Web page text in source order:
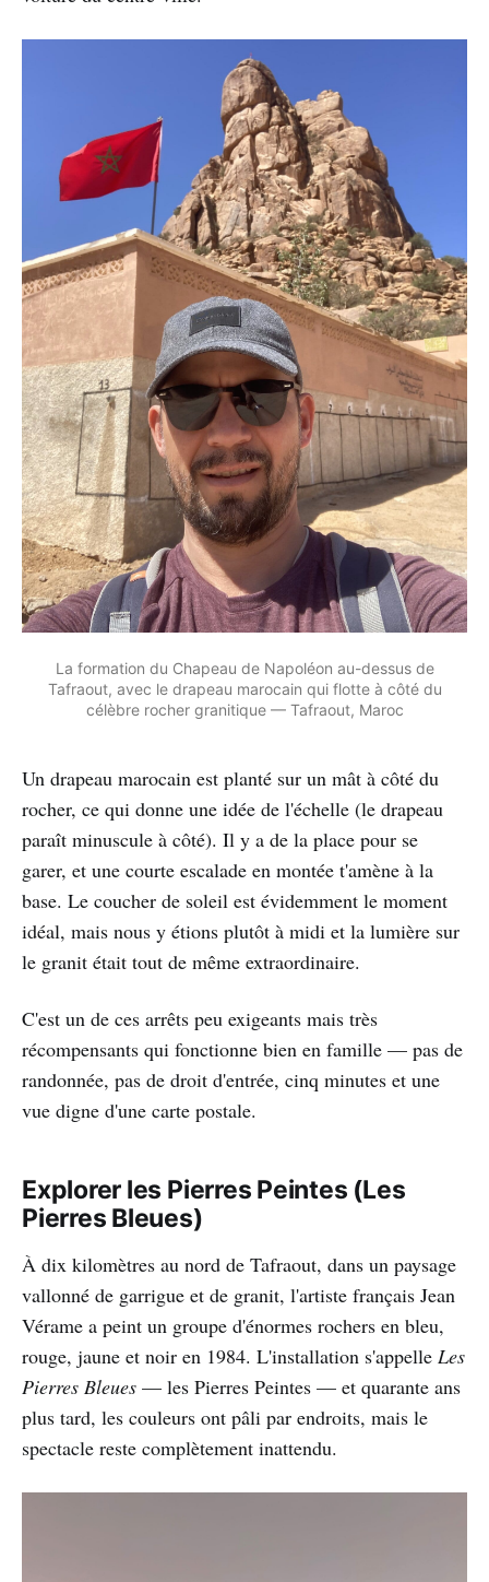
La formation du Chapeau de Napoléon au-dessus de
Tafraout, avec le drapeau marocain qui flotte à côté du
célèbre rocher granitique — Tafraout, Maroc
Un drapeau marocain est planté sur un mât à côté du
rocher, ce qui donne une idée de l'échelle (le drapeau
paraît minuscule à côté). Il y a de la place pour se
garer, et une courte escalade en montée t'amène à la
base. Le coucher de soleil est évidemment le moment
idéal, mais nous y étions plutôt à midi et la lumière sur
le granit était tout de même extraordinaire.
C'est un de ces arrêts peu exigeants mais très
récompensants qui fonctionne bien en famille — pas de
randonnée, pas de droit d'entrée, cinq minutes et une
vue digne d'une carte postale.
Explorer les Pierres Peintes (Les
Pierres Bleues)
À dix kilomètres au nord de Tafraout, dans un paysage
vallonné de garrigue et de granit, l'artiste français Jean
Vérame a peint un groupe d'énormes rochers en bleu,
rouge, jaune et noir en 1984. L'installation s'appelle Les
Pierres Bleues — les Pierres Peintes — et quarante ans
plus tard, les couleurs ont pâli par endroits, mais le
spectacle reste complètement inattendu.